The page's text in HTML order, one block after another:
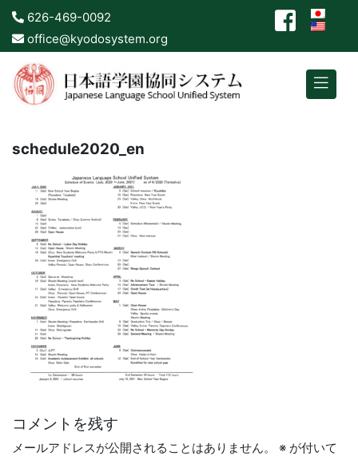
626-469-0092
office@kyodosystem.org
schedule2020_en
コメントを残す
メールアドレスが公開されることはありません。 ※ が付いて